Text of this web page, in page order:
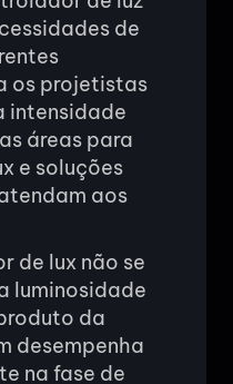
de
os projetistas
intensidade
áreas para
e soluções
aos
de lux não se
luminosidade
da
desempenha
na fase de